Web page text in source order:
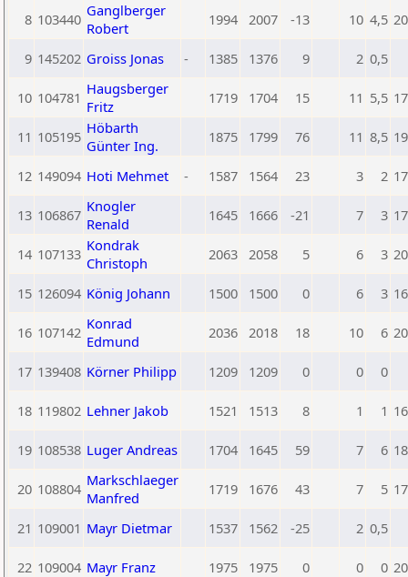
8 103440 Ganglberger
Robert
1994 2007 -13 10 4,5
9 145202 Groiss Jonas - 1385 1376 9 2 0,5
10 104781 Haugsberger
Fritz
1719 1704 15 11 5,5
11 105195 Höbarth
Günter Ing.
1875 1799 76 11 8,5
12 149094 Hoti Mehmet - 1587 1564 23 3 2
13 106867 Knogler
Renald
1645 1666 -21 7 3
14 107133 Kondrak
Christoph
2063 2058 5 6 3
15 126094 König Johann 1500 1500 0 6 3
16 107142 Konrad
Edmund
2036 2018 18 10 6
17 139408 Körner Philipp 1209 1209 0 0 0
18 119802 Lehner Jakob 1521 1513 8 1 1
19 108538 Luger Andreas 1704 1645 59 7 6
20 108804 Markschlaeger
Manfred
1719 1676 43 7 5
21 109001 Mayr Dietmar 1537 1562 -25 2 0,5
22 109004 Mayr Franz 1975 1975 0 0 0